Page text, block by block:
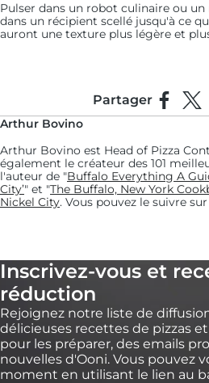
Pulser dans un robot culinaire ou
dans un récipient scellé jusqu'à ce
auront une texture plus légère et
Partager
Arthur Bovino
Arthur Bovino est Head of Pizza
également le créateur des 101
l'auteur de "Buffalo Everything A
City’" et "The Buffalo, New York
Nickel City. Vous pouvez le suivre
Inscrivez-vous et
réduction
Rejoignez notre liste de
délicieuses recettes de pizzas
pour les préparer, des emails
nouvelles d'Ooni. Vous pouvez
moment en utilisant le lien au